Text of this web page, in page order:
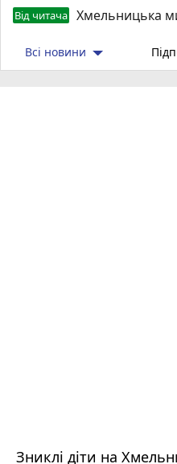
Від читача Хмельницька
Всі новини
Зниклі діти на